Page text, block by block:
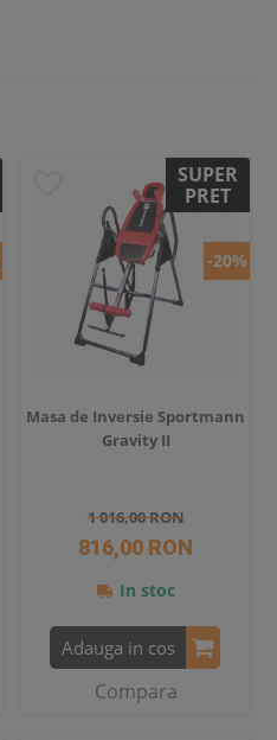
SUPER
PRET
-20%
Masa de Inversie Sportmann
Gravity II
1 016,00 RON
816,00 RON
In stoc
Adauga in cos
Compara